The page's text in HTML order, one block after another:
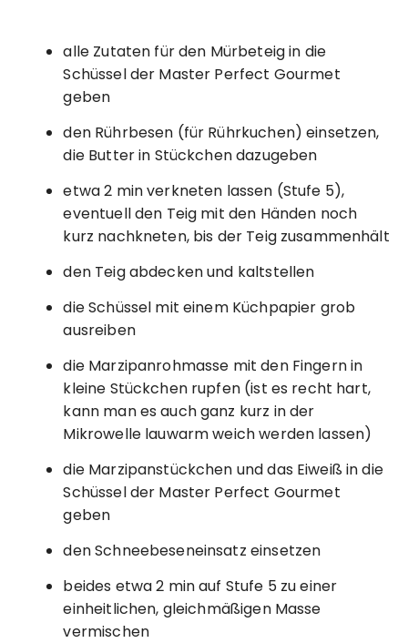
alle Zutaten für den Mürbeteig in die
Schüssel der Master Perfect Gourmet
geben
den Rührbesen (für Rührkuchen) einsetzen,
die Butter in Stückchen dazugeben
etwa 2 min verkneten lassen (Stufe 5),
eventuell den Teig mit den Händen noch
kurz nachkneten, bis der Teig zusammenhält
den Teig abdecken und kaltstellen
die Schüssel mit einem Küchpapier grob
ausreiben
die Marzipanrohmasse mit den Fingern in
kleine Stückchen rupfen (ist es recht hart,
kann man es auch ganz kurz in der
Mikrowelle lauwarm weich werden lassen)
die Marzipanstückchen und das Eiweiß in die
Schüssel der Master Perfect Gourmet
geben
den Schneebeseneinsatz einsetzen
beides etwa 2 min auf Stufe 5 zu einer
einheitlichen, gleichmäßigen Masse
vermischen